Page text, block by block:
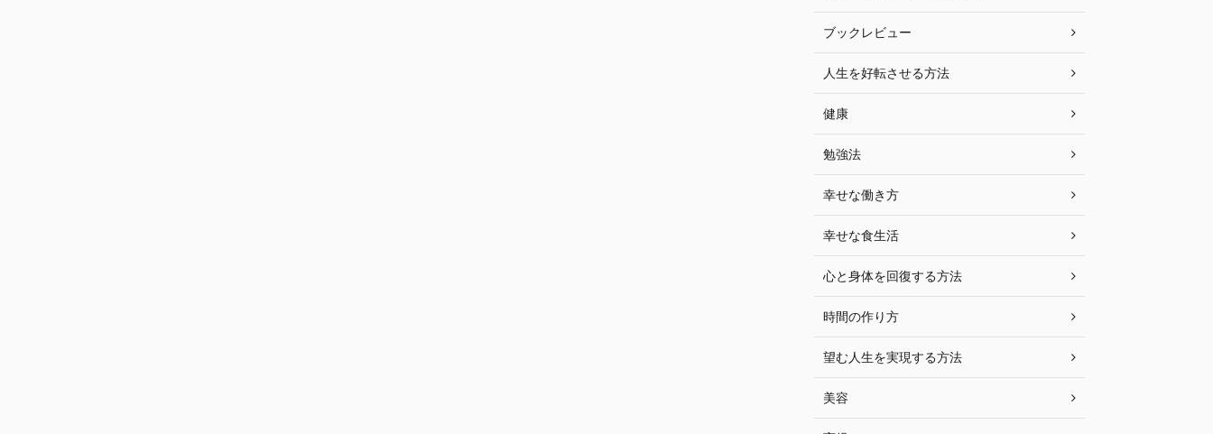
ブックレビュー
人生を好転させる方法
健康
勉強法
幸せな働き方
幸せな食生活
心と身体を回復する方法
時間の作り方
望む人生を実現する方法
美容